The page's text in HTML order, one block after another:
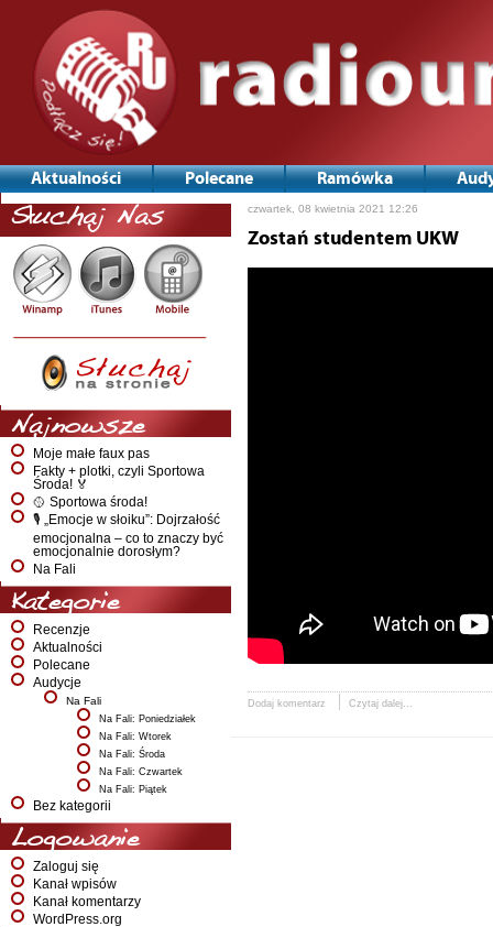
Aktualności Polecane Ramówka
Słuchaj Nas
Najnowsze
Moje małe faux pas
Fakty + plotki, czyli Sportowa
Środa! 🏅
🥎 Sportowa środa!
🎙️ „Emocje w słoiku”: Dojrzałość
emocjonalna – co to znaczy być
emocjonalnie dorosłym?
Na Fali
Kategorie
Recenzje
Aktualności
Polecane
Audycje
Na Fali
Na Fali: Poniedziałek
Na Fali: Wtorek
Na Fali: Środa
Na Fali: Czwartek
Na Fali: Piątek
Bez kategorii
Logowanie
Zaloguj się
Kanał wpisów
Kanał komentarzy
WordPress.org
czwartek, 08 kwietnia 2021 12:26
Zostań studentem UKW
Dodaj komentarz Czytaj dalej...